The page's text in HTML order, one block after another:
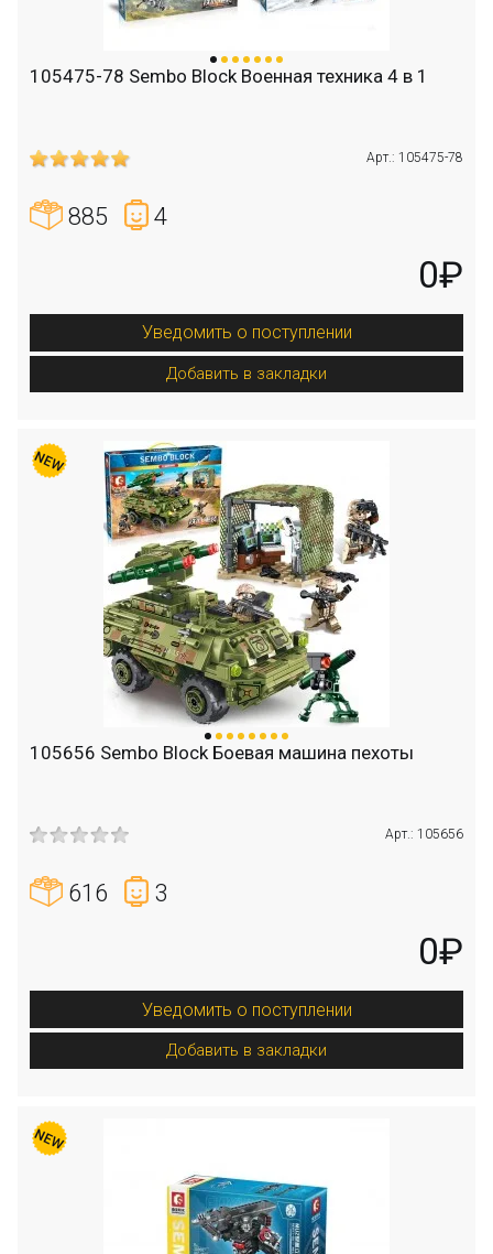
105475-78 Sembo Block Военная техника 4 в 1
Арт.: 105475-78
885 4
0₽
Уведомить о поступлении
Добавить в закладки
105656 Sembo Block Боевая машина пехоты
Арт.: 105656
616 3
0₽
Уведомить о поступлении
Добавить в закладки